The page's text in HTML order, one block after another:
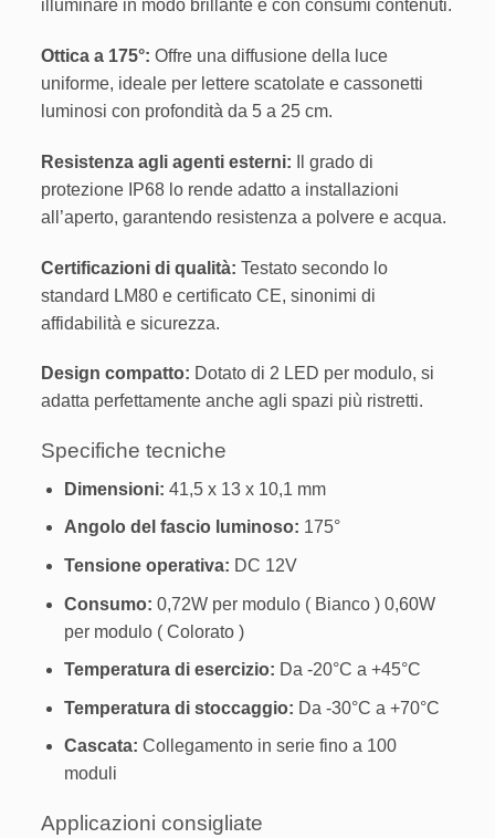
illuminare in modo brillante e con consumi contenuti.
Ottica a 175°:Offre una diffusione della luce
uniforme, ideale per lettere scatolate e cassonetti
luminosi con profondità da 5 a 25 cm.
Resistenza agli agenti esterni:
Il grado di
protezione IP68 lo rende adatto a installazioni
all’aperto, garantendo resistenza a polvere e acqua.
Certificazioni di qualità: Testato secondo lo
standard LM80 e certificato CE, sinonimi di
affidabilità e sicurezza.
Design compatto: Dotato di 2 LED per modulo, si
adatta perfettamente anche agli spazi più ristretti.
Specifiche tecniche
Dimensioni: 41,5 x 13 x 10,1 mm
Angolo del fascio luminoso: 175°
Tensione operativa: DC 12V
Consumo: 0,72W per modulo ( Bianco ) 0,60W
per modulo ( Colorato )
Temperatura di esercizio: Da -20°C a +45°C
Temperatura di stoccaggio: Da -30°C a +70°C
Cascata: Collegamento in serie fino a 100
moduli
Applicazioni consigliate